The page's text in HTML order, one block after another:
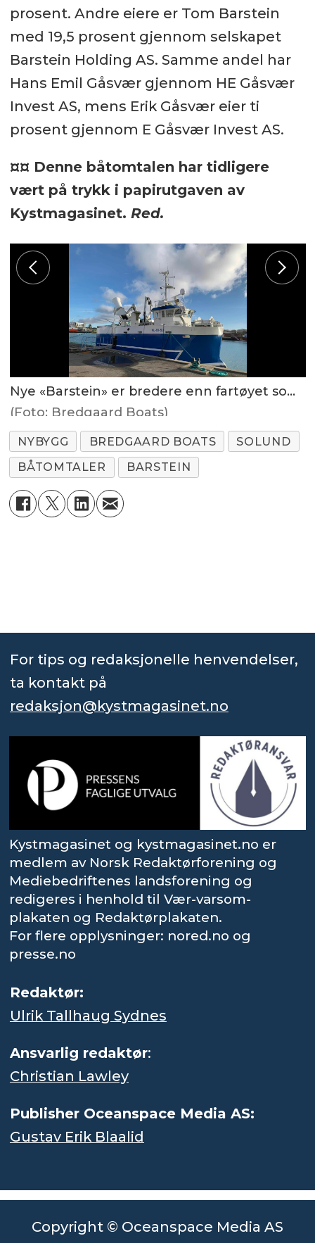
prosent. Andre eiere er Tom Barstein
med 19,5 prosent gjennom selskapet
Barstein Holding AS. Samme andel har
Hans Emil Gåsvær gjennom HE Gåsvær
Invest AS, mens Erik Gåsvær eier ti
prosent gjennom E Gåsvær Invest AS.
¤¤ Denne båtomtalen har tidligere
vært på trykk i papirutgaven av
Kystmagasinet. Red.
Nye «Barstein» er bredere enn fartøyet som skiftes ut
(Foto: Bredgaard Boats)
NYBYGG BREDGAARD BOATS
SOLUND
BÅTOMTALER
BARSTEIN
For tips og redaksjonelle henvendelser,
ta kontakt på
redaksjon@kystmagasinet.no
Kystmagasinet og kystmagasinet.no er
medlem av Norsk Redaktørforening og
Mediebedriftenes landsforening og
redigeres i henhold til Vær-varsom-
plakaten og Redaktørplakaten.
For flere opplysninger: nored.no og
presse.no
Redaktør:
Ulrik Tallhaug Sydnes
Ansvarlig redaktør:
Christian Lawley
Publisher Oceanspace Media AS:
Gustav Erik Blaalid
Copyright © Oceanspace Media AS